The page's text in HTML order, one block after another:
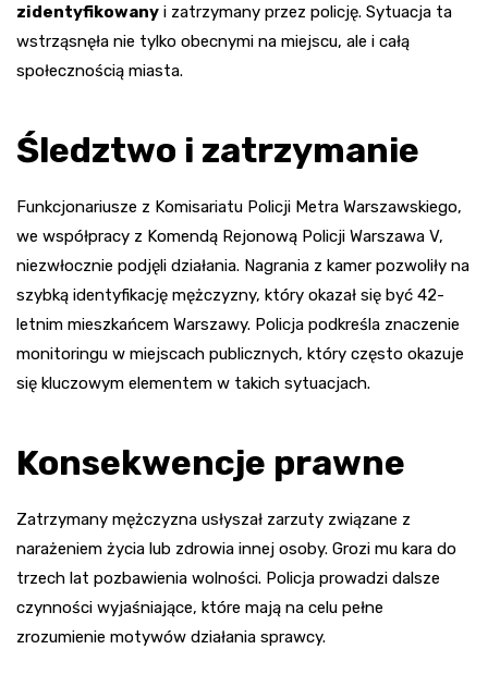
zidentyfikowany i zatrzymany przez policję. Sytuacja ta
wstrząsnęła nie tylko obecnymi na miejscu, ale i całą
społecznością miasta.
Śledztwo i zatrzymanie
Funkcjonariusze z Komisariatu Policji Metra Warszawskiego,
we współpracy z Komendą Rejonową Policji Warszawa V,
niezwłocznie podjęli działania. Nagrania z kamer pozwoliły na
szybką identyfikację mężczyzny, który okazał się być 42-
letnim mieszkańcem Warszawy. Policja podkreśla znaczenie
monitoringu w miejscach publicznych, który często okazuje
się kluczowym elementem w takich sytuacjach.
Konsekwencje prawne
Zatrzymany mężczyzna usłyszał zarzuty związane z
narażeniem życia lub zdrowia innej osoby. Grozi mu kara do
trzech lat pozbawienia wolności. Policja prowadzi dalsze
czynności wyjaśniające, które mają na celu pełne
zrozumienie motywów działania sprawcy.